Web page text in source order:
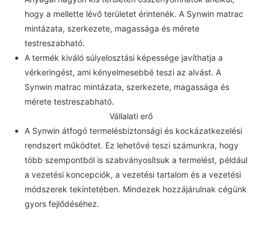
hogy a mellette lévő területet érintenék. A Synwin matrac
mintázata, szerkezete, magassága és mérete
testreszabható.
A termék kiváló súlyelosztási képessége javíthatja a
vérkeringést, ami kényelmesebbé teszi az alvást. A
Synwin matrac mintázata, szerkezete, magassága és
mérete testreszabható.
Vállalati erő
A Synwin átfogó termelésbiztonsági és kockázatkezelési
rendszert működtet. Ez lehetővé teszi számunkra, hogy
több szempontból is szabványosítsuk a termelést, például
a vezetési koncepciók, a vezetési tartalom és a vezetési
módszerek tekintetében. Mindezek hozzájárulnak cégünk
gyors fejlődéséhez.